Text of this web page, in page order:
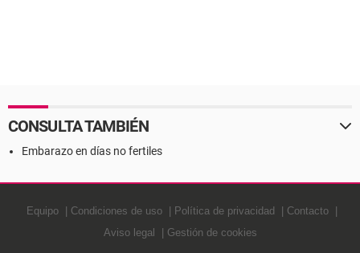
CONSULTA TAMBIÉN
Embarazo en días no fertiles
Equipo Condiciones de uso Política de privacidad
Contacto
Aviso legal
Gestión de cookies